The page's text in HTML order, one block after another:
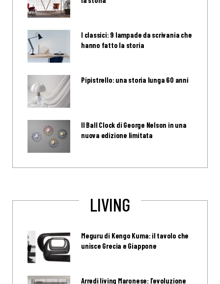
I classici: 9 lampade da scrivania che
hanno fatto la storia
Pipistrello: una storia lunga 60 anni
Il Ball Clock di George Nelson in una
nuova edizione limitata
LIVING
Meguru di Kengo Kuma: il tavolo che
unisce Grecia e Giappone
Arredi living Maronese: l’evoluzione